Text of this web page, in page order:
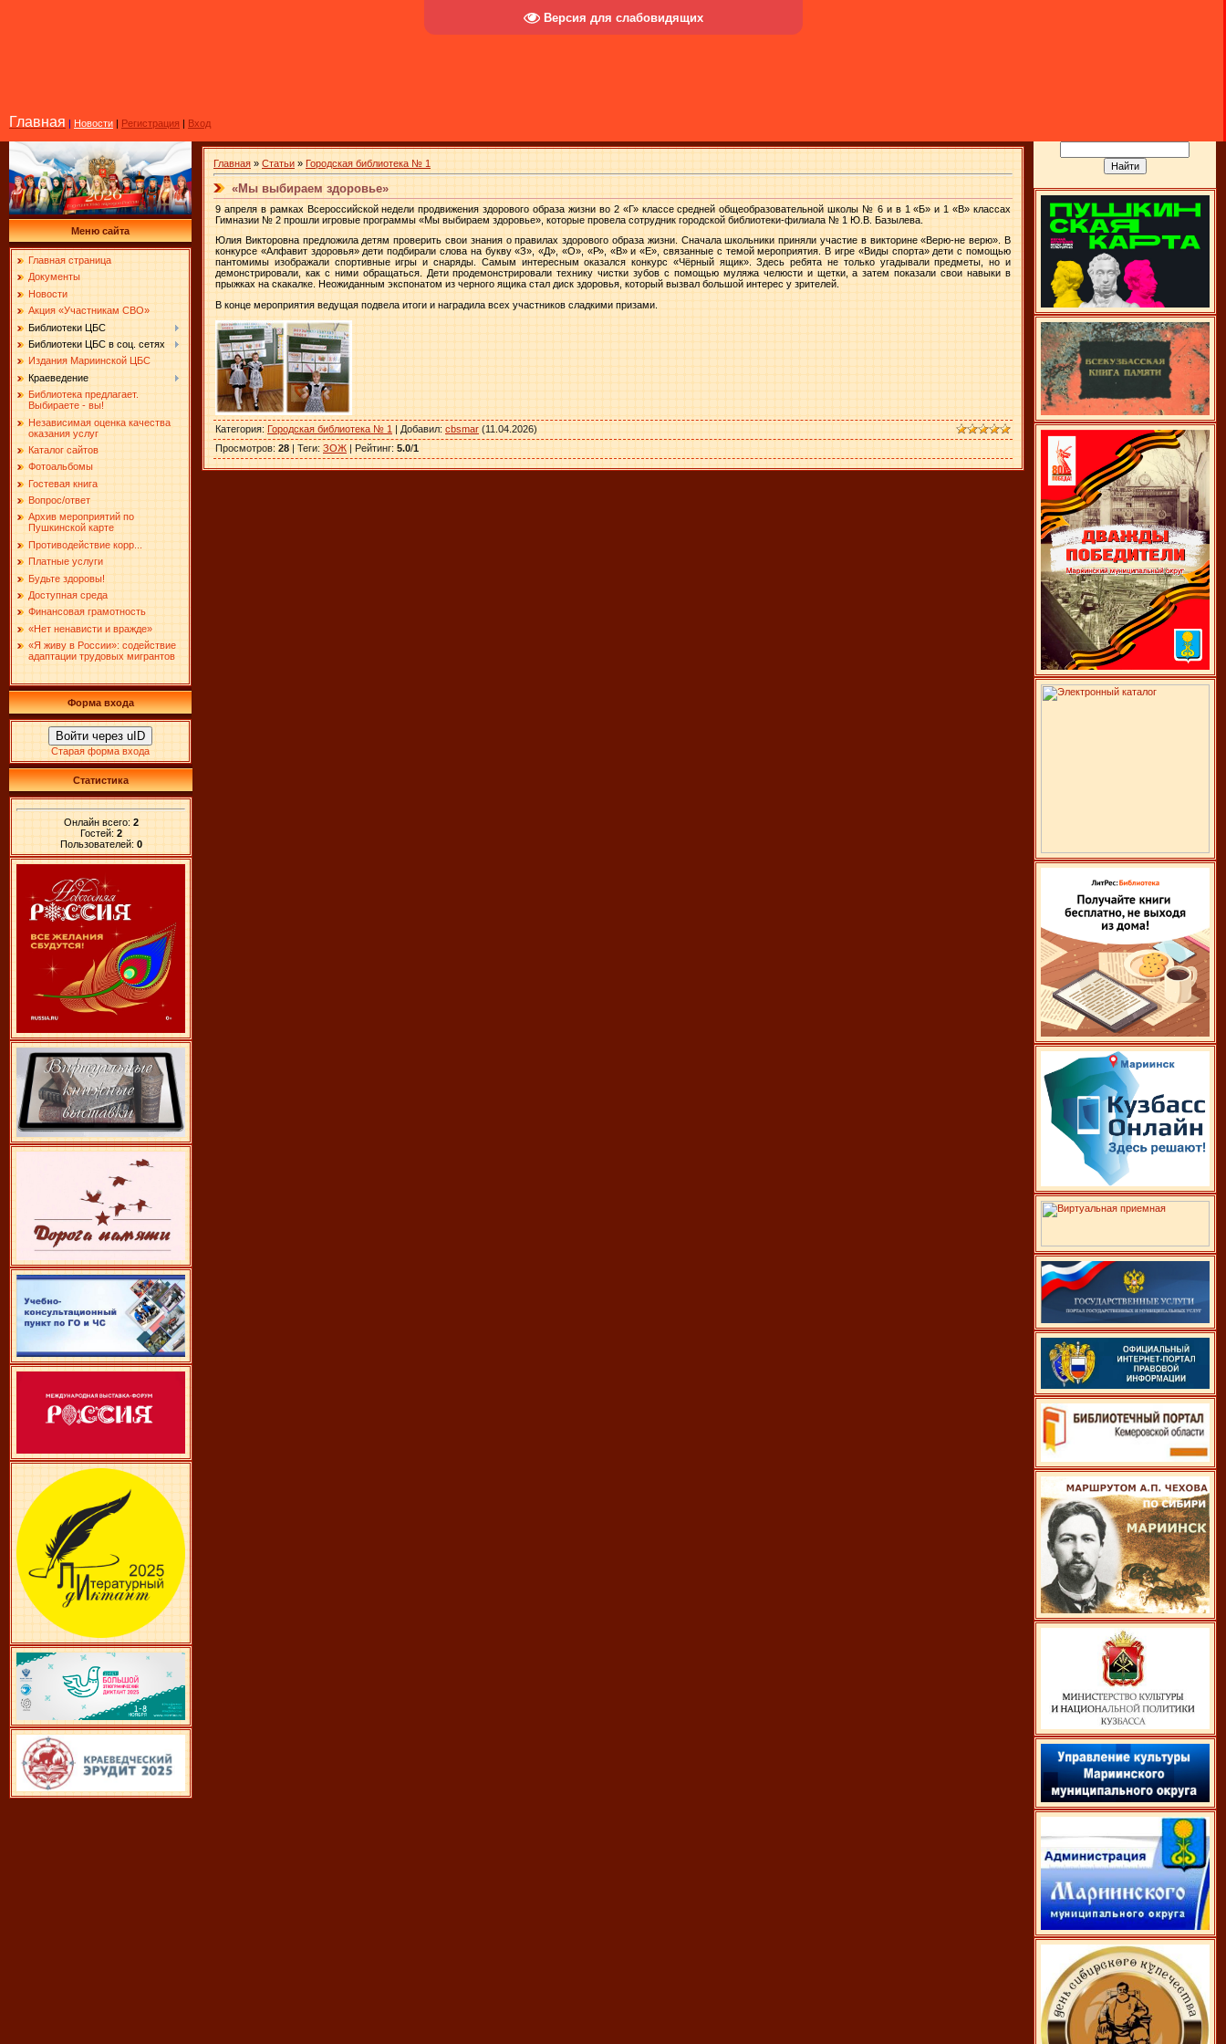
Версия для слабовидящих
Главная | Новости | Регистрация | Вход
Меню сайта
Главная страница
Документы
Новости
Акция «Участникам СВО»
Библиотеки ЦБС
Библиотеки ЦБС в соц. сетях
Издания Мариинской ЦБС
Краеведение
Библиотека предлагает.
Выбираете - вы!
Независимая оценка качества
оказания услуг
Каталог сайтов
Фотоальбомы
Гостевая книга
Вопрос/ответ
Архив мероприятий по
Пушкинской карте
Противодействие корр...
Платные услуги
Будьте здоровы!
Доступная среда
Финансовая грамотность
«Нет ненависти и вражде»
«Я живу в России»: содействие
адаптации трудовых мигрантов
Форма входа
Войти через uID
Старая форма входа
Статистика
Онлайн всего: 2
Гостей: 2
Пользователей: 0
Главная » Статьи » Городская библиотека № 1
«Мы выбираем здоровье»
9 апреля в рамках Всероссийской недели продвижения здорового образа жизни во 2 «Г» классе средней общеобразовательной школы № 6 и в 1 «Б» и 1 «В» классах
Гимназии № 2 прошли игровые программы «Мы выбираем здоровье», которые провела сотрудник городской библиотеки-филиала № 1 Ю.В. Базылева.
Юлия Викторовна предложила детям проверить свои знания о правилах здорового образа жизни. Сначала школьники приняли участие в викторине «Верю-не верю». В
конкурсе «Алфавит здоровья» дети подбирали слова на букву «З», «Д», «О», «Р», «В» и «Е», связанные с темой мероприятия. В игре «Виды спорта» дети с помощью
пантомимы изображали спортивные игры и снаряды. Самым интересным оказался конкурс «Чёрный ящик». Здесь ребята не только угадывали предметы, но и
демонстрировали, как с ними обращаться. Дети продемонстрировали технику чистки зубов с помощью муляжа челюсти и щетки, а затем показали свои навыки в
прыжках на скакалке. Неожиданным экспонатом из черного ящика стал диск здоровья, который вызвал большой интерес у зрителей.
В конце мероприятия ведущая подвела итоги и наградила всех участников сладкими призами.
Категория: Городская библиотека № 1 | Добавил: cbsmar (11.04.2026)
Просмотров: 28 | Теги: ЗОЖ | Рейтинг: 5.0/1